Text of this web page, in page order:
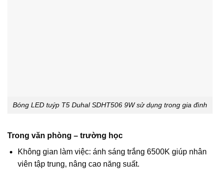
Bóng LED tuýp T5 Duhal SDHT506 9W sử dụng trong gia đình
Trong văn phòng – trường học
Không gian làm việc: ánh sáng trắng 6500K giúp nhân
viên tập trung, nâng cao năng suất.